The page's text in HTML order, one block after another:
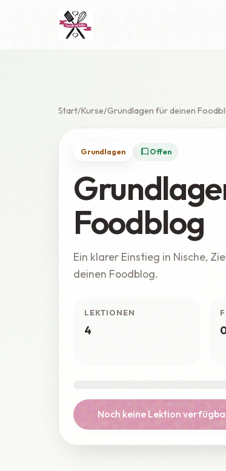
Start Kurse Grundlagen für deinen
Grundlagen Offen
Foodblog
Ein klarer Einstieg in Nische,
deinen Foodblog.
LEKTIONEN
4
Noch keine Lektion